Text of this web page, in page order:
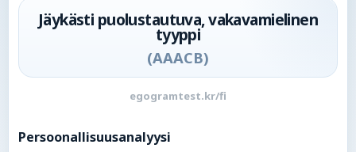
Jäykästi puolustautuva, vakavamielinen
tyyppi
(AAACB)
egogramtest.kr/fi
Persoonallisuusanalyysi